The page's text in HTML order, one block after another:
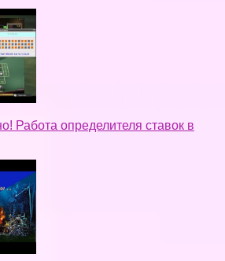
Работа определителя ставок в